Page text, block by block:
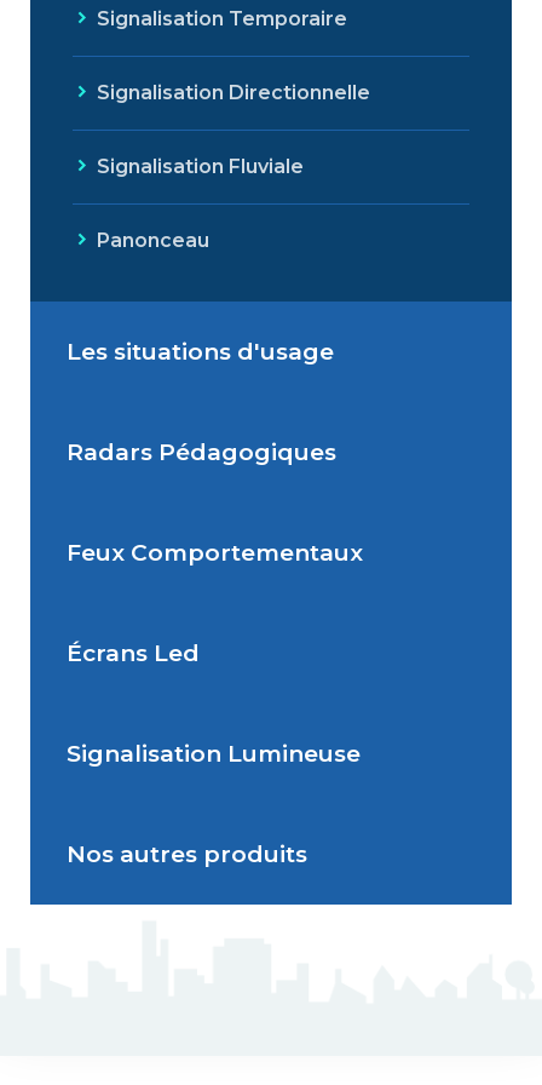
Signalisation Temporaire
Signalisation Directionnelle
Signalisation Fluviale
Panonceau
Les situations d'usage
Situations de signalisation
Situations de signalisation
Radars Pédagogiques
Radar Pédagogique
Feux Comportementaux
Feu Comportemental
Écrans Led
Écran Géant Extérieur Led
Signalisation Lumineuse
Signalisation dynamique
Nos autres produits